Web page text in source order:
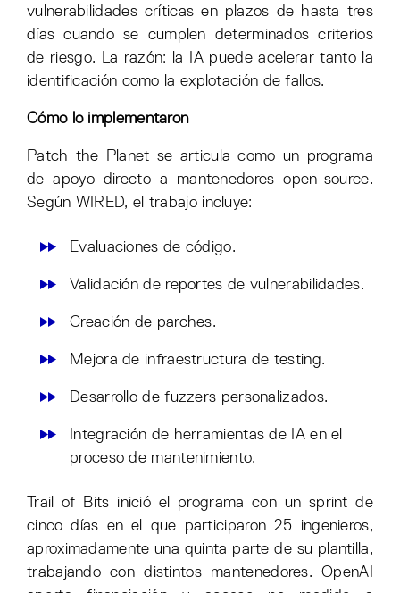
vulnerabilidades críticas en plazos de hasta tres
días cuando se cumplen determinados criterios
de riesgo. La razón: la IA puede acelerar tanto la
identificación como la explotación de fallos.
Cómo lo implementaron
Patch the Planet se articula como un programa
de apoyo directo a mantenedores open-source.
Según WIRED, el trabajo incluye:
Evaluaciones de código.
Validación de reportes de vulnerabilidades.
Creación de parches.
Mejora de infraestructura de testing.
Desarrollo de fuzzers personalizados.
Integración de herramientas de IA en el
proceso de mantenimiento.
Trail of Bits inició el programa con un sprint de
cinco días en el que participaron 25 ingenieros,
aproximadamente una quinta parte de su plantilla,
trabajando con distintos mantenedores. OpenAI